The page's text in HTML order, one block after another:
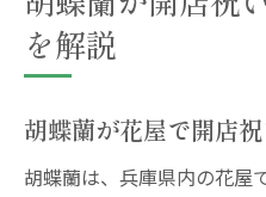
を解説
胡蝶蘭が花屋で開店
胡蝶蘭は、兵庫県内の花屋